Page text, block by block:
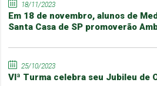
18/11/2023
Em 18 de novembro, alunos de
Santa Casa de SP promoverão
25/10/2023
VIª Turma celebra seu Jubileu de